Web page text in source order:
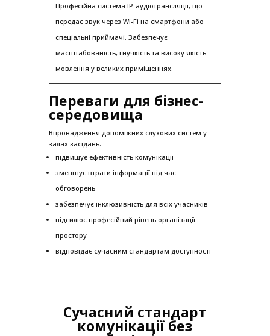
Професійна система IP-аудіотрансляції, що
передає звук через Wi-Fi на смартфони або
спеціальні приймачі. Забезпечує
масштабованість, гнучкість та високу якість
мовлення у великих приміщеннях.
Переваги для бізнес-
середовища
Впровадження допоміжних слухових систем у
залах засідань:
підвищує ефективність комунікації
зменшує втрати інформації під час
обговорень
забезпечує інклюзивність для всіх учасників
підсилює професійний рівень організації
простору
відповідає сучасним стандартам доступності
Сучасний стандарт
комунікації без